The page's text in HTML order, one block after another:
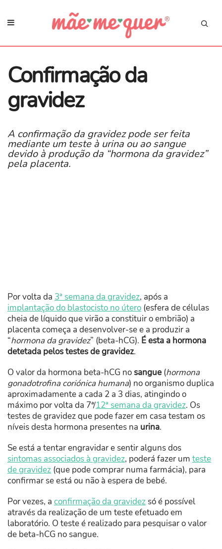
Confirmação da
gravidez
A confirmação da gravidez pode ser feita
mediante um teste à urina ou ao sangue
devido à produção da “hormona da gravidez”
pela placenta.
Por volta da 3ª semana da gravidez, após a
implantação do blastocisto no útero (esfera de células
cheia de líquido que virão a constituir o embrião) a
placenta começa a desenvolver-se e a produzir a
“hormona da gravidez” (beta-hCG). É esta a hormona
detetada pelos testes de gravidez.
O valor da hormona beta-hCG no sangue (hormona
gonadotrofina coriónica humana) no organismo duplica
aproximadamente a cada 2 a 3 dias, atingindo o
máximo por volta da 7ª/12ª semana da gravidez. Os
testes de gravidez que pode fazer em casa testam os
níveis desta hormona presentes na urina.
Se está a tentar engravidar e sentir alguns dos
sintomas associados à gravidez, poderá fazer um teste
de gravidez (que pode comprar numa farmácia), para
confirmar se está ou não à espera de bebé.
Por vezes, a confirmação da gravidez só é possível
através da realização de um teste efetuado em
laboratório. O teste é realizado para pesquisar o valor
de beta-hCG no sangue.